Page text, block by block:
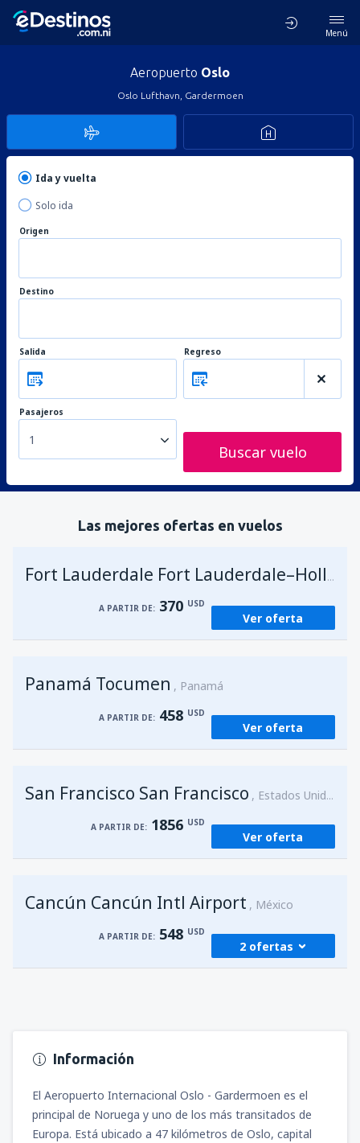
Menú
Aeropuerto Oslo
Oslo Lufthavn, Gardermoen
Ida y vuelta
Solo ida
Origen
Destino
Salida Regreso
Pasajeros
1
Buscar vuelo
Las mejores ofertas en vuelos
Fort Lauderdale Fort Lauderdale–Hollywood Intl Airport
A PARTIR DE: 370 USD
Ver oferta
Panamá Tocumen Panamá
A PARTIR DE: 458 USD
Ver oferta
San Francisco San Francisco Estados Unidos
A PARTIR DE: 1856 USD
Ver oferta
Cancún Cancún Intl Airport México
A PARTIR DE: 548 USD
2 ofertas
(MGA)
A PARTIR DE: USD
Información
El Aeropuerto Internacional Oslo - Gardermoen es el
principal de Noruega y uno de los más transitados de
Europa. Está ubicado a 47 kilómetros de Oslo, capital